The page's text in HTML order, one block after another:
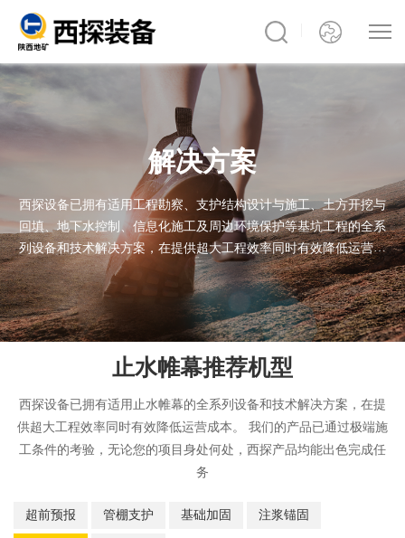
解决方案
西探设备已拥有适用工程勘察、支护结构设计与施工、土方开挖与
回填、地下水控制、信息化施工及周边环境保护等基坑工程的全系
列设备和技术解决方案，在提供超大工程效率同时有效降低运营成
本。我们的产品已通过极端施工条件的考验，无论您的项目身处何
处，西探产品均能出色完成任务
止水帷幕推荐机型
西探设备已拥有适用止水帷幕的全系列设备和技术解决方案，在提
供超大工程效率同时有效降低运营成本。 我们的产品已通过极端施
工条件的考验，无论您的项目身处何处，西探产品均能出色完成任
务
超前预报 管棚支护 基础加固 注浆锚固